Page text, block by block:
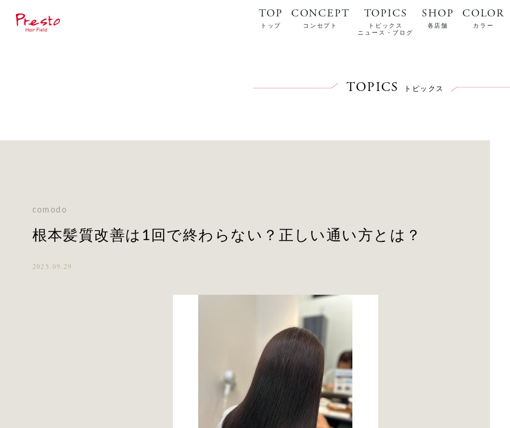
TOP
トップ
CONCEPT
コンセプト
TOPICS
トピックス
ニュース・ブログ
SHOP
各店舗
COLOR
カラー
TOPICS トピックス
comodo
根本髪質改善は1回で終わらない？正しい通い方とは？
2025.09.29